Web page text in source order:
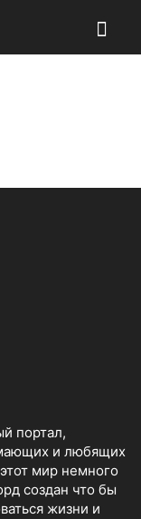
портал,
и любящих
мир немного
создан что бы
жизни и